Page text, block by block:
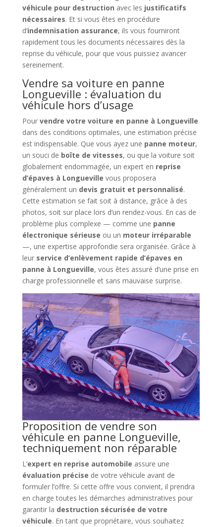
véhicule pour destruction avec les justificatifs
nécessaires. Et si vous êtes en procédure
d’indemnisation assurance, ils vous fourniront
rapidement tous les documents nécessaires dès la
reprise du véhicule, pour que vous puissiez avancer
sereinement.
Vendre sa voiture en panne
Longueville : évaluation du
véhicule hors d’usage
Pour vendre votre voiture en panne à Longueville
dans des conditions optimales, une estimation précise
est indispensable. Que vous ayez une panne moteur,
un souci de boîte de vitesses, ou que la voiture soit
globalement endommagée, un expert en reprise
d’épaves à Longueville vous proposera
généralement un devis gratuit et personnalisé.
Cette estimation se fait soit à distance, grâce à des
photos, soit sur place lors d’un rendez-vous. En cas de
problème plus complexe — comme une panne
électronique sérieuse ou un moteur irréparable
—, une expertise approfondie sera organisée. Grâce à
leur service d’enlèvement rapide d’épaves en
panne à Longueville, vous êtes assuré d’une prise en
charge professionnelle et sans mauvaise surprise.
Proposition de vendre son
véhicule en panne Longueville,
techniquement non réparable
L’expert en reprise automobile assure une
évaluation précise de votre véhicule avant de
formuler l’offre. Si cette offre vous convient, il prendra
en charge toutes les démarches administratives pour
garantir la destruction sécurisée de votre
véhicule. En tant que propriétaire, vous souhaitez